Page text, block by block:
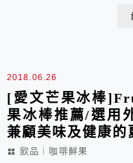
2018.06.26
[愛文芒果冰棒
果冰棒推薦/選用
兼顧美味及健康的
飲品︱咖啡鮮果